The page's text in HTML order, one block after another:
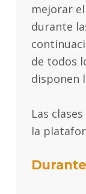
mejorar
durante
de todos
disponen
Las
la